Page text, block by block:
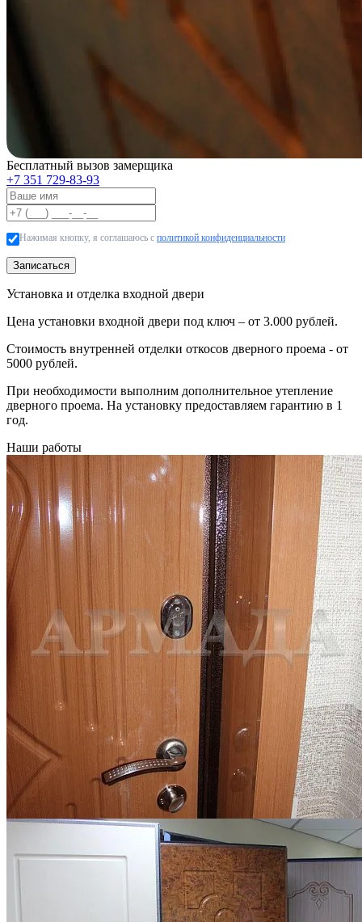
Бесплатный вызов замерщика
+7 351 729-83-93
Нажимая кнопку, я соглашаюсь с политикой конфиденциальности
Записаться
Установка и отделка входной двери
Цена установки входной двери под ключ – от 3.000 рублей.
Стоимость внутренней отделки откосов дверного проема - от
5000 рублей.
При необходимости выполним дополнительное утепление
дверного проема. На установку предоставляем гарантию в 1
год.
Наши работы